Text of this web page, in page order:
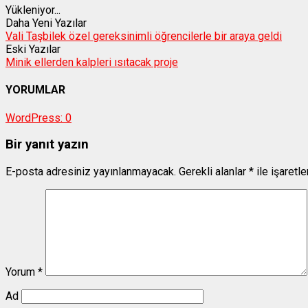
Yükleniyor...
Daha Yeni Yazılar
Vali Taşbilek özel gereksinimli öğrencilerle bir araya geldi
Eski Yazılar
Minik ellerden kalpleri ısıtacak proje
YORUMLAR
WordPress: 0
Bir yanıt yazın
E-posta adresiniz yayınlanmayacak. Gerekli alanlar * ile
Yorum *
Ad